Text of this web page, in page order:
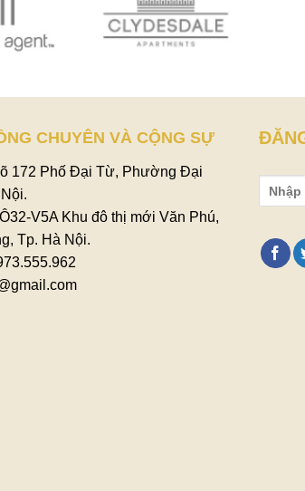
CHUYÊN VÀ CỘNG SỰ
172 Phố Đại Từ, Phường Đại
V5A Khu đô thị mới Văn Phú,
Tp. Hà Nội.